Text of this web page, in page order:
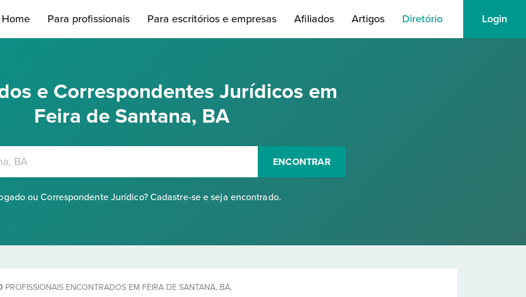
Home Para profissionais Para escritórios e empresas Afiliados Artigos Diretório Login
e Correspondentes Jurídicos em
Feira de Santana, BA
ENCONTRAR
ou Correspondente Jurídico? Cadastre-se e seja encontrado.
PROFISSIONAIS ENCONTRADOS EM FEIRA DE SANTANA, BA.